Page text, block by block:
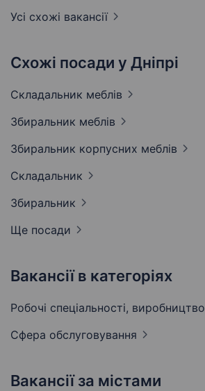
Усі схожі вакансії
Схожі посади у Дніпрі
Складальник меблів
Збиральник меблів
Збиральник корпусних меблів
Складальник
Збиральник
Ще посади
Вакансії в категоріях
Робочі спеціальності, виробництво
Сфера обслуговування
Вакансії за містами